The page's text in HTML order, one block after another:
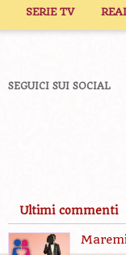
SERIE TV
SEGUICI SUI SOCIAL
Ultimi commenti